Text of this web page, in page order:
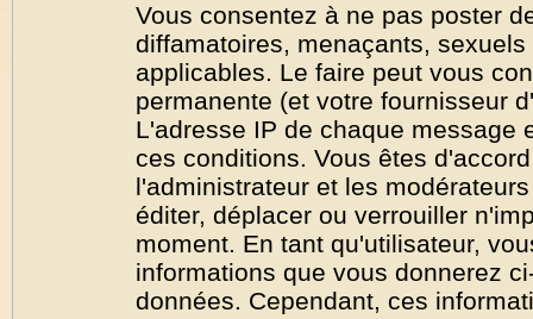
Vous consentez à ne pas poster
diffamatoires, menaçants,
applicables. Le faire peut vous
permanente (et votre fournisseur
L'adresse IP de chaque message
ces conditions. Vous êtes
l'administrateur et les
éditer, déplacer ou verrouiller
moment. En tant qu'utilisateur,
informations que vous donnerez
données. Cependant, ces